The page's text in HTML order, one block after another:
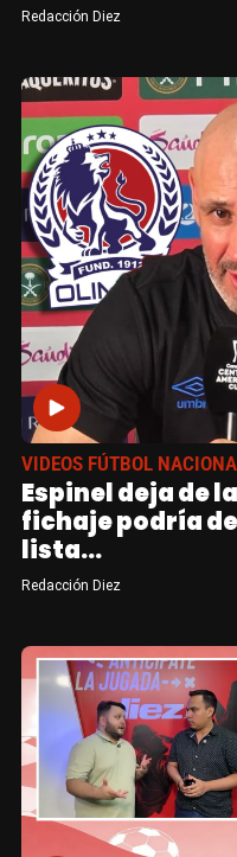
Redacción Diez
VIDEOS FÚTBOL
Espinel deja de
fichaje podría
lista...
Redacción Diez